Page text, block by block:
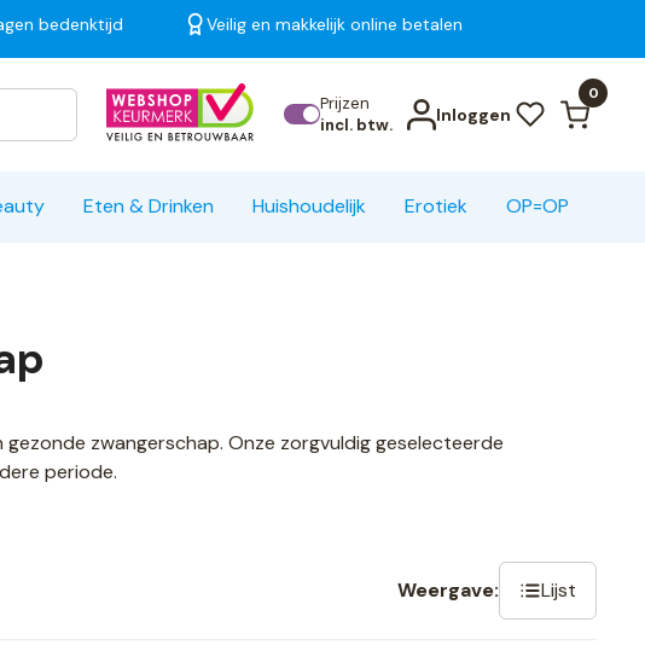
bedenktijd Veilig en makkelijk online betalen
Prijzen
incl. btw.
Inloggen
0
Eten & Drinken Huishoudelijk Erotiek OP=OP
Bekijk alle resultaten
zwangerschap. Onze zorgvuldig geselecteerde
periode.
Weergave: Lijst